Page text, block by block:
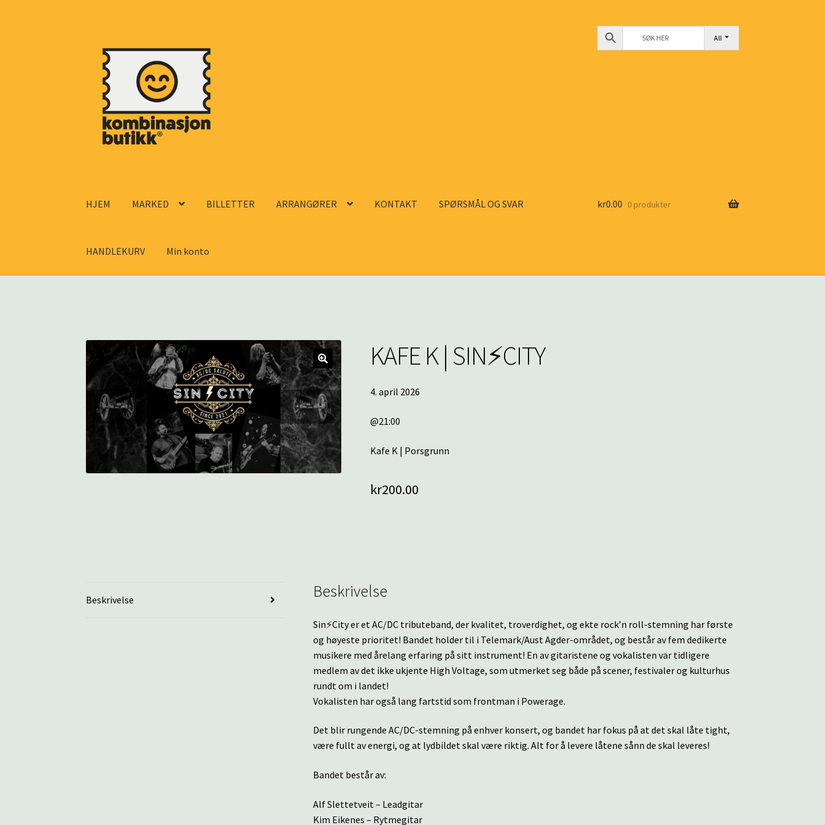
navigasjon
innhold
All
HJEM MARKED BILLETTER ARRANGØRER KONTAKT SPØRSMÅL OG SVAR
HANDLEKURV Min konto
kr0.00 0 produkter
🔍
KAFE K | SIN⚡️CITY
4. april 2026
@21:00
Kafe K | Porsgrunn
kr200.00
Beskrivelse Beskrivelse
Sin⚡️City er et AC/DC tributeband, der kvalitet, troverdighet, og ekte rock’n roll-stemning har første
og høyeste prioritet! Bandet holder til i Telemark/Aust Agder-området, og består av fem dedikerte
musikere med årelang erfaring på sitt instrument! En av gitaristene og vokalisten var tidligere
medlem av det ikke ukjente High Voltage, som utmerket seg både på scener, festivaler og kulturhus
rundt om i landet!
Vokalisten har også lang fartstid som frontman i Powerage.
Det blir rungende AC/DC-stemning på enhver konsert, og bandet har fokus på at det skal låte tight,
være fullt av energi, og at lydbildet skal være riktig. Alt for å levere låtene sånn de skal leveres!
Bandet består av:
Alf Slettetveit – Leadgitar
Kim Eikenes – Rytmegitar